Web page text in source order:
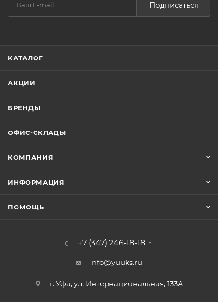
Подписаться
КАТАЛОГ
АКЦИИ
БРЕНДЫ
ОФИС-СКЛАДЫ
КОМПАНИЯ
ИНФОРМАЦИЯ
ПОМОЩЬ
+7 (347) 246-18-18
info@yuuks.ru
г. Уфа, ул. Интернациональная, 133А